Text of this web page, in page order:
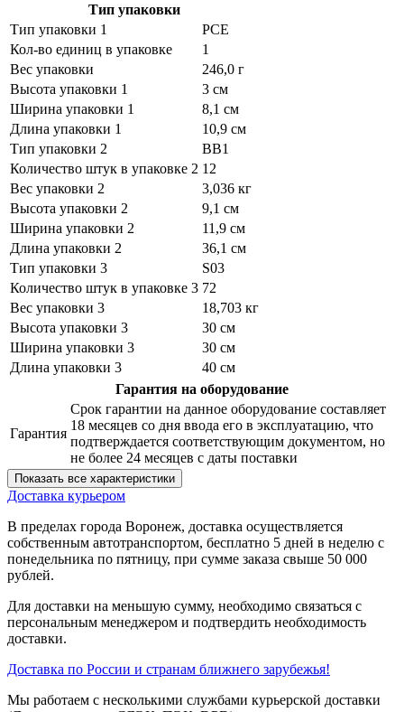
Тип упаковки
Тип упаковки 1
PCE
Кол-во единиц в упаковке
1
Вес упаковки
246,0 г
Высота упаковки 1
3 см
Ширина упаковки 1
8,1 см
Длина упаковки 1
10,9 см
Тип упаковки 2
BB1
Количество штук в упаковке 2 12
Вес упаковки 2
3,036 кг
Высота упаковки 2
9,1 см
Ширина упаковки 2
11,9 см
Длина упаковки 2
36,1 см
Тип упаковки 3
S03
Количество штук в упаковке 3 72
Вес упаковки 3
18,703 кг
Высота упаковки 3
30 см
Ширина упаковки 3
30 см
Длина упаковки 3
40 см
Гарантия на оборудование
Гарантия
Срок гарантии на данное оборудование составляет
18 месяцев со дня ввода его в эксплуатацию, что
подтверждается соответствующим документом, но
не более 24 месяцев с даты поставки
Показать все характеристики
Доставка курьером
В пределах города Воронеж, доставка осуществляется
собственным автотранспортом, бесплатно 5 дней в неделю с
понедельника по пятницу, при сумме заказа свыше 50 000
рублей.
Для доставки на меньшую сумму, необходимо связаться с
персональным менеджером и подтвердить необходимость
доставки.
Доставка по России и странам ближнего зарубежья!
Мы работаем с несколькими службами курьерской доставки